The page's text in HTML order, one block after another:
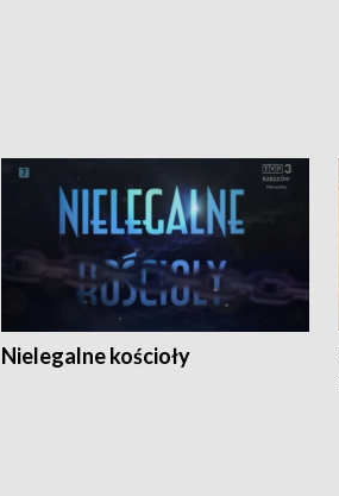
Nielegalne kościoły